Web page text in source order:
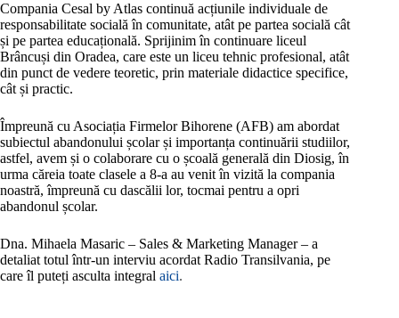
Compania Cesal by Atlas continuă acțiunile individuale de
responsabilitate socială în comunitate, atât pe partea socială cât
și pe partea educațională. Sprijinim în continuare liceul
Brâncuși din Oradea, care este un liceu tehnic profesional, atât
din punct de vedere teoretic, prin materiale didactice specifice,
cât și practic.
Împreună cu Asociația Firmelor Bihorene (AFB) am abordat
subiectul abandonului școlar și importanța continuării studiilor,
astfel, avem și o colaborare cu o școală generală din Diosig, în
urma căreia toate clasele a 8-a au venit în vizită la compania
noastră, împreună cu dascălii lor, tocmai pentru a opri
abandonul școlar.
Dna. Mihaela Masaric – Sales & Marketing Manager – a
detaliat totul într-un interviu acordat Radio Transilvania, pe
care îl puteți asculta integral aici.